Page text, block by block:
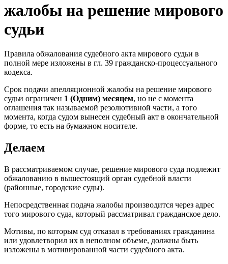
жалобы на решение мирового
судьи
Правила обжалования судебного акта мирового судьи в
полной мере изложены в гл. 39 гражданско-процессуального
кодекса.
Срок подачи апелляционной жалобы на решение мирового
судьи ограничен 1 (Одним) месяцем, но не с момента
оглашения так называемой резолютивной части, а того
момента, когда судом вынесен судебный акт в окончательной
форме, то есть на бумажном носителе.
Делаем
В рассматриваемом случае, решение мирового суда подлежит
обжалованию в вышестоящий орган судебной власти
(районные, городские суды).
Непосредственная подача жалобы производится через адрес
того мирового суда, который рассматривал гражданское дело.
Мотивы, по которым суд отказал в требованиях гражданина
или удовлетворил их в неполном объеме, должны быть
изложены в мотивированной части судебного акта.